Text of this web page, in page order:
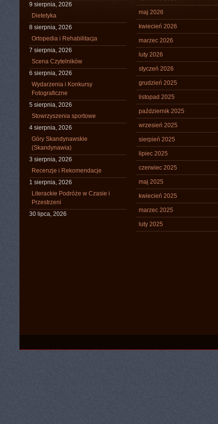
9 sierpnia, 2026
Dietetyka
8 sierpnia, 2026
Ortopedia i Rehabilitacja
7 sierpnia, 2026
Scena Czytelników
6 sierpnia, 2026
Wydarzenia i Konkursy
Fotograficzne
5 sierpnia, 2026
Stowrzyszenia sportowe
4 sierpnia, 2026
Góry Skandynawskie
(Skandynawia)
3 sierpnia, 2026
Recenzje i Rekomendacje
1 sierpnia, 2026
Literackie Podróże w Czasie i
Przestrzeni
30 lipca, 2026
maj 2026
kwiecień 2026
marzec 2026
luty 2026
styczeń 2026
grudzień 2025
listopad 2025
październik 2025
wrzesień 2025
sierpień 2025
lipiec 2025
czerwiec 2025
maj 2025
kwiecień 2025
marzec 2025
luty 2025